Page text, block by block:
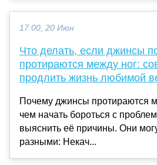
17:00, 20 Июн
Что делать, если джинсы
протираются между ног:
продлить жизнь любимой
Почему джинсы протираются
чем начать бороться с
выяснить её причины. Они
разными: Некач...